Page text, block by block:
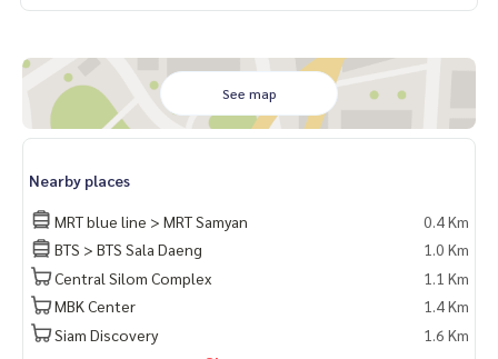
See map
Nearby places
MRT blue line > MRT Samyan
0.4 Km
BTS > BTS Sala Daeng
1.0 Km
Central Silom Complex
1.1 Km
MBK Center
1.4 Km
Siam Discovery
1.6 Km